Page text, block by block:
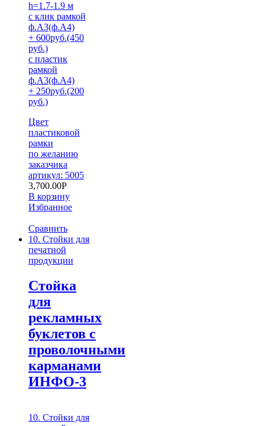
h=1.7-1.9 м
с клик рамкой
ф.А3(ф.А4)
+ 600руб.(450
руб.)
с пластик
рамкой
ф.А3(ф.А4)
+ 250руб.(200
руб.)
Цвет
пластиковой
рамки
по желанию
заказчика
артикул: 5005
3,700.00Р
В корзину
Избранное
Сравнить
10. Стойки для
печатной
продукции
Стойка
для
рекламных
буклетов с
проволочными
карманами
ИНФО-3
10. Стойки для